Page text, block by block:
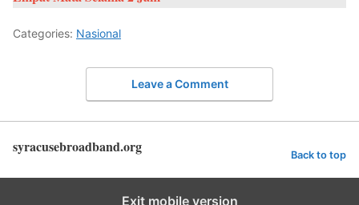
Categories: Nasional
Leave a Comment
syracusebroadband.org Back to top
Exit mobile version